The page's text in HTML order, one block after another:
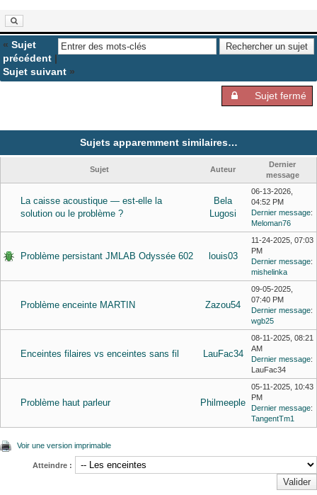
« Sujet
précédent |
Sujet suivant »
Sujet fermé
Sujets apparemment similaires…
Sujet Auteur
Dernier
message
La caisse acoustique — est-elle la
solution ou le problème ?
Bela
Lugosi
06-13-2026,
04:52 PM
Dernier message:
Meloman76
Problème persistant JMLAB Odyssée 602 louis03
11-24-2025, 07:03
PM
Dernier message:
mishelinka
Problème enceinte MARTIN Zazou54
09-05-2025,
07:40 PM
Dernier message:
wgb25
Enceintes filaires vs enceintes sans fil LauFac34
08-11-2025, 08:21
AM
Dernier message:
LauFac34
Problème haut parleur Philmeeple
05-11-2025, 10:43
PM
Dernier message:
TangentTm1
Voir une version imprimable
Atteindre :